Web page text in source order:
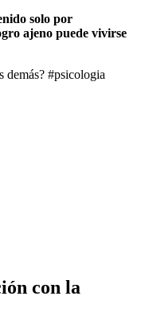
solo por
ajeno puede vivirse
con la